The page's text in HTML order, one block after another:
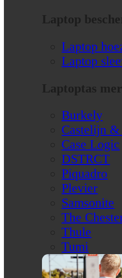
Laptop
Laptop
Laptop
Laptoptas
Burkely
Castelijn &
Case Logic
DSTRCT
Piquadro
Plevier
Samsonite
The
Thule
Tumi